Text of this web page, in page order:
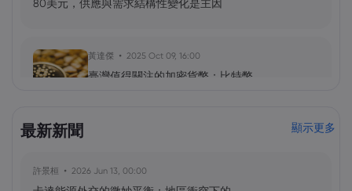
80美元，供應與需求結構性變化是主因
黃達傑 2025 Oct 09, 16:00
臺灣值得關注的加密貨幣：比特幣
NIO 股票預測：NIO 今天下跌 5%，未來會
最新新聞 顯示更多
許景桓 2026 Jun 13, 00:00